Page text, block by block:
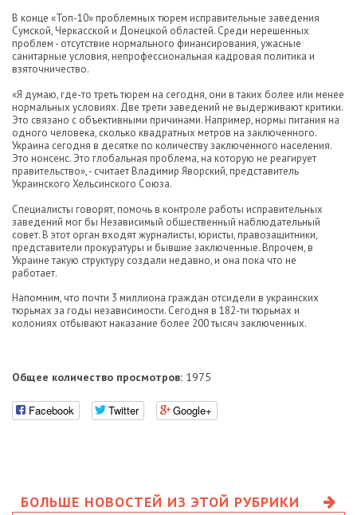
В конце «Топ-10» проблемных тюрем исправительные заведения
Сумской, Черкасской и Донецкой областей. Среди нерешенных
проблем - отсутствие нормального финансирования, ужасные
санитарные условия, непрофессиональная кадровая политика и
взяточничество.
«Я думаю, где-то треть тюрем на сегодня, они в таких более или менее
нормальных условиях. Две трети заведений не выдерживают критики.
Это связано с объективными причинами. Например, нормы питания на
одного человека, сколько квадратных метров на заключенного.
Украина сегодня в десятке по количеству заключенного населения.
Это нонсенс. Это глобальная проблема, на которую не реагирует
правительство», - считает Владимир Яворский, представитель
Украинского Хельсинского Союза.
Специалисты говорят, помочь в контроле работы исправительных
заведений мог бы Независимый общественный наблюдательный
совет. В этот орган входят журналисты, юристы, правозащитники,
представители прокуратуры и бывшие заключенные. Впрочем, в
Украине такую структуру создали недавно, и она пока что не
работает.
Напомним, что почти 3 миллиона граждан отсидели в украинских
тюрьмах за годы независимости. Сегодня в 182-ти тюрьмах и
колониях отбывают наказание более 200 тысяч заключенных.
Общее количество просмотров: 1975
Facebook Twitter Google+
БОЛЬШЕ НОВОСТЕЙ ИЗ ЭТОЙ РУБРИКИ